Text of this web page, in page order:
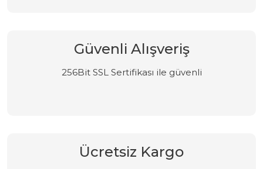
Güvenli Alışveriş
256Bit SSL Sertifikası ile güvenli
Ücretsiz Kargo